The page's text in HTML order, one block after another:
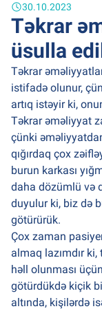
30.10.2023
Təkrar
üsulla
Təkrar
istifadə olunur,
artıq istəyir ki,
Təkrar əməliyyat
çünki
qığırdaq çox
burun karkası
daha dözümlü və
duyulur ki, biz də
götürürük.
Çox zaman
almaq lazımdır
həll olunması
götürdükdə kiçik
altında, kişilərdə